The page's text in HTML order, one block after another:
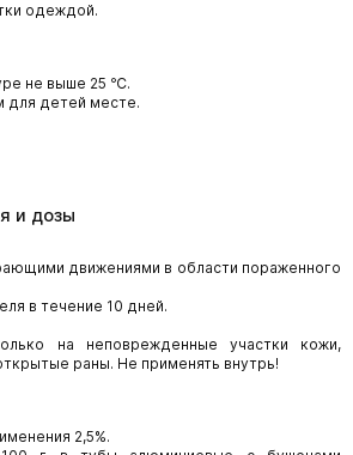
одеждой.
не выше 25 ℃.
для детей месте.
и дозы
движениями в области пораженного
в течение 10 дней.
на неповрежденные участки кожи,
раны. Не применять внутрь!
2,5%.